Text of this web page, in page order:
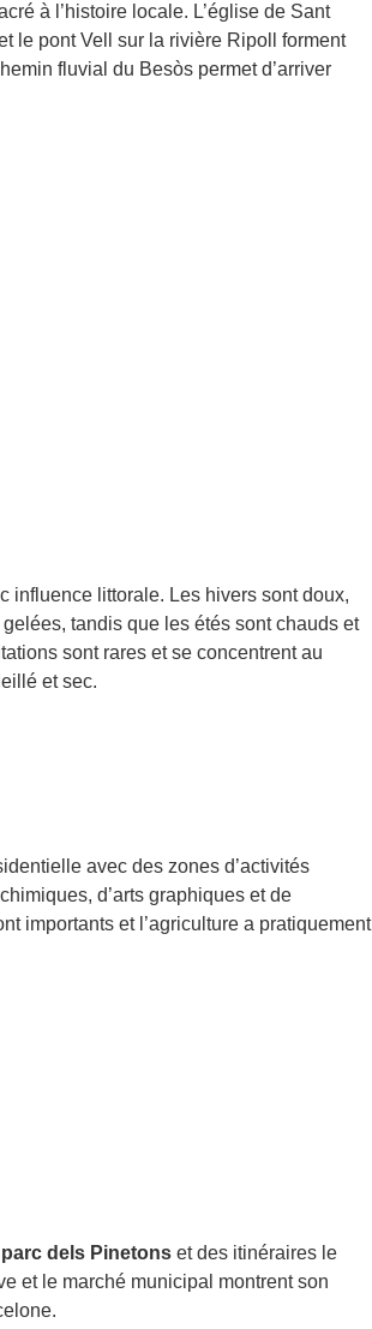
à l’histoire locale. L’église de Sant
le pont Vell sur la rivière Ripoll forment
fluvial du Besòs permet d’arriver
influence littorale. Les hivers sont doux,
tandis que les étés sont chauds et
sont rares et se concentrent au
et sec.
avec des zones d’activités
d’arts graphiques et de
importants et l’agriculture a pratiquement
parc dels Pinetons et des itinéraires le
et le marché municipal montrent son